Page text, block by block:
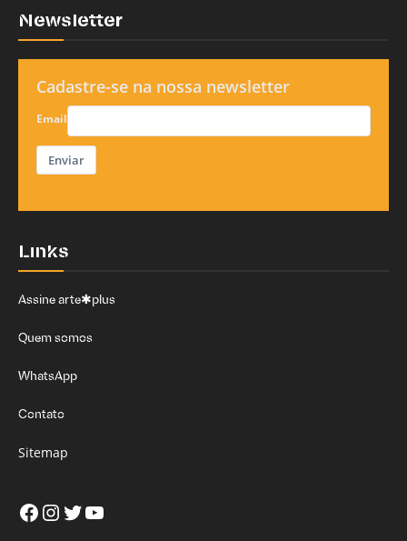
Newsletter
Cadastre-se na nossa newsletter
Email
Enviar
Links
Assine arte✱plus
Quem somos
WhatsApp
Contato
Sitemap
Facebook
Instagram
Twitter
Youtube